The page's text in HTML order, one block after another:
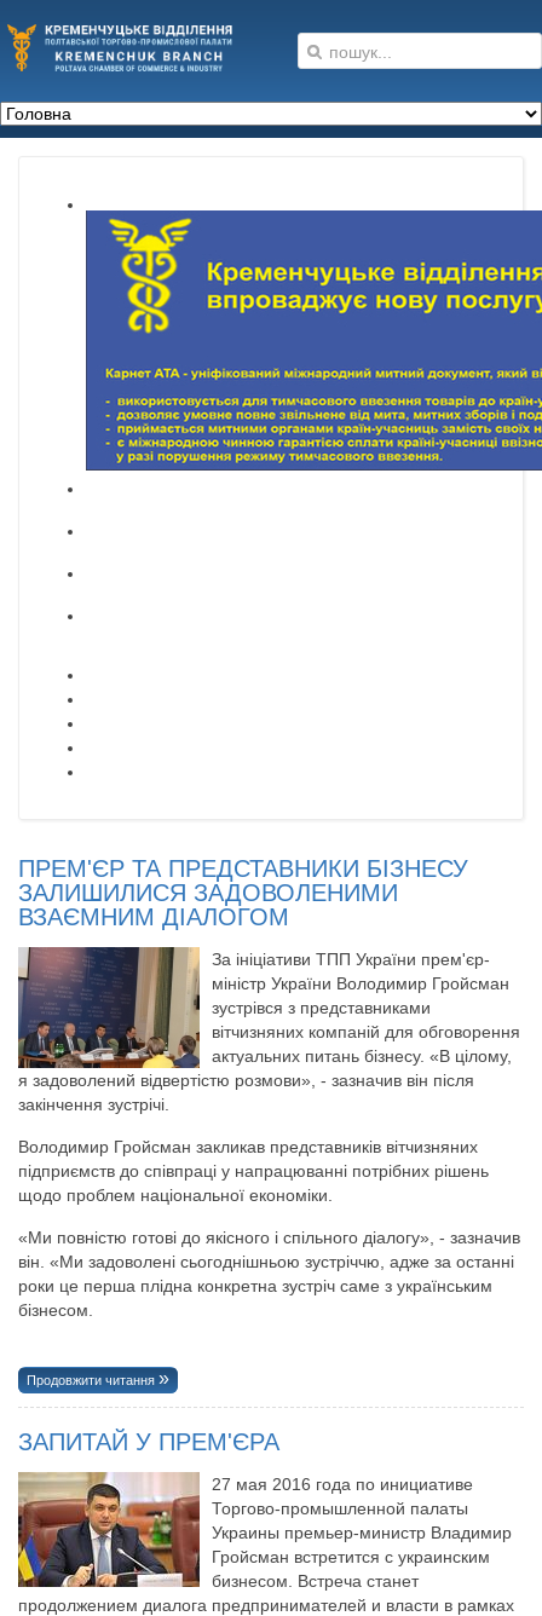
ПРЕМ'ЄР ТА ПРЕДСТАВНИКИ БІЗНЕСУ
ЗАЛИШИЛИСЯ ЗАДОВОЛЕНИМИ
ВЗАЄМНИМ ДІАЛОГОМ
За ініціативи ТПП України прем'єр-
міністр України Володимир Гройсман
зустрівся з представниками
вітчизняних компаній для обговорення
актуальних питань бізнесу. «В цілому,
я задоволений відвертістю розмови», - зазначив він після
закінчення зустрічі.
Володимир Гройсман закликав представників вітчизняних
підприємств до співпраці у напрацюванні потрібних рішень
щодо проблем національної економіки.
«Ми повністю готові до якісного і спільного діалогу», - зазначив
він. «Ми задоволені сьогоднішньою зустріччю, адже за останні
роки це перша плідна конкретна зустріч саме з українським
бізнесом.
Продовжити читання
ЗАПИТАЙ У ПРЕМ'ЄРА
27 мая 2016 года по инициативе
Торгово-промышленной палаты
Украины премьер-министр Владимир
Гройсман встретится с украинским
бизнесом. Встреча станет
продолжением диалога предпринимателей и власти в рамках